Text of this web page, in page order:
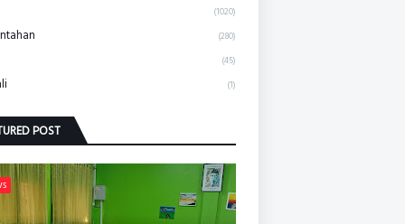
(1020)
(280)
(45)
(1)
POST